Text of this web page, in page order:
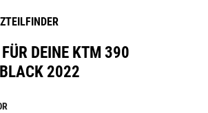
DEINE KTM 390
2022